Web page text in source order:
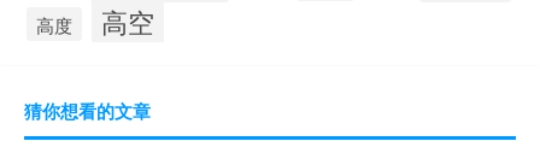
高度 高空
猜你想看的文章